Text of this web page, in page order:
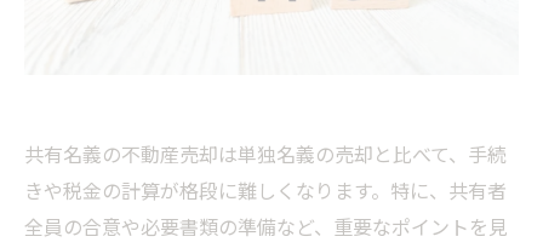
共有名義の不動産売却は単独名義の売却と比べて、手続
きや税金の計算が格段に難しくなります。特に、共有者
全員の合意や必要書類の準備など、重要なポイントを見